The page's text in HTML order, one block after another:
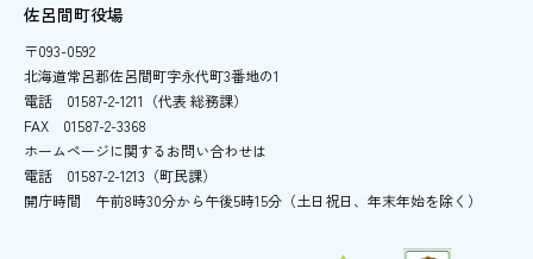
佐呂間町役場
〒093-0592
北海道常呂郡佐呂間町字永代町3番地の1
電話
01587-2-1211（代表 総務課）
FAX
01587-2-3368
ホームページに関するお問い合わせは
電話
01587-2-1213（町民課）
開庁時間
午前8時30分から午後5時15分 （土日祝日、年末年始を除く）